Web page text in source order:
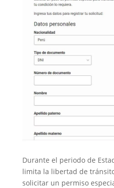
Durante el periodo de
limita la libertad de
solicitar un permiso